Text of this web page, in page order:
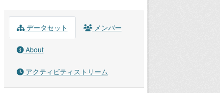
データセット メンバー
About
アクティビティストリーム